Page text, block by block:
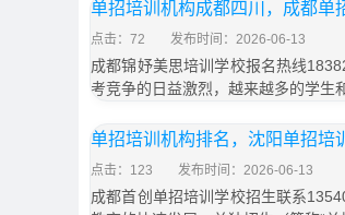
单招培训机构成都四川，成都单
点击：72 发布时间：2026-06-13
成都锦妤美思培训学校报名热线
考竞争的日益激烈，越来越多的学生
单招培训机构排名，沈阳单招培
点击：123 发布时间：2026-06-13
成都首创单招培训学校招生联系